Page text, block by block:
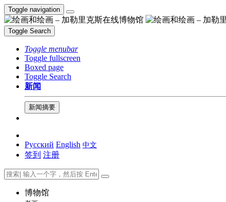
Toggle navigation
Toggle Search
Toggle menubar
Toggle fullscreen
Boxed page
Toggle Search
新闻
新闻摘要
Русский English 中文
签到 注册
博物馆